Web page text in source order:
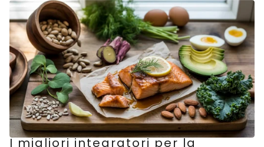
I migliori integratori per la